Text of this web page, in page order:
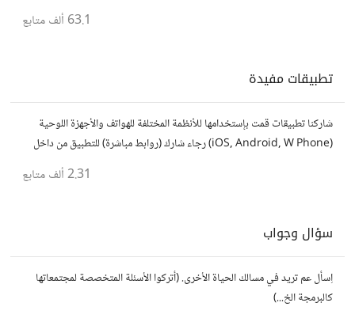
63.1 ألف متابع
تطبيقات مفيدة
شاركنا تطبيقات قمت بإستخدامها للأنظمة المختلفة للهواتف والأجهزة اللوحية
(iOS, Android, W Phone) رجاء شارك (روابط مباشرة) للتطبيق من داخل
المتجر..إلا في حالة وجود عدة تطبيقات أو شرح مطول شاركها كموضوع
2.31 ألف متابع
سؤال وجواب
اِسأل عم تريد في مسالك الحياة الأخرى. (أتركوا الأسئلة المتخصصة لمجتمعاتها
كالبرمجة الخ...)